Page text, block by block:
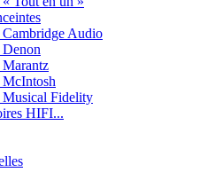
Audio
Fidelity
HIFI...